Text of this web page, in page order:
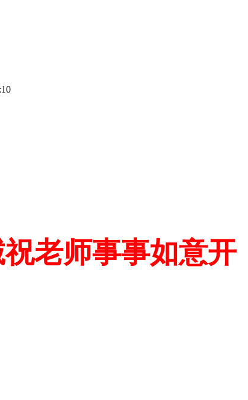
老师事事如意开